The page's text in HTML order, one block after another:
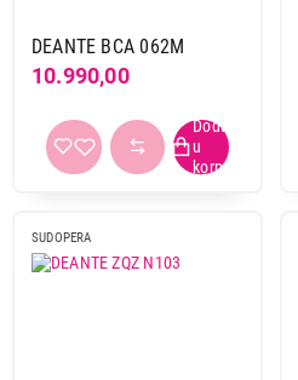
DEANTE BCA 062M
10.990,00
SUDOPERA